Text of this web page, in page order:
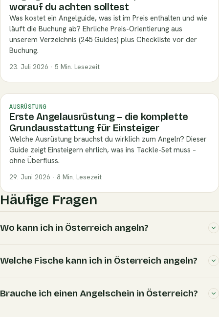
worauf du achten solltest
Was kostet ein Angelguide, was ist im Preis enthalten und wie
läuft die Buchung ab? Ehrliche Preis-Orientierung aus
unserem Verzeichnis (245 Guides) plus Checkliste vor der
Buchung.
23. Juli 2026 · 5 Min. Lesezeit
AUSRÜSTUNG
Erste Angelausrüstung – die komplette
Grundausstattung für Einsteiger
Welche Ausrüstung brauchst du wirklich zum Angeln? Dieser
Guide zeigt Einsteigern ehrlich, was ins Tackle-Set muss –
ohne Überfluss.
29. Juni 2026 · 8 Min. Lesezeit
Häufige Fragen
Wo kann ich in Österreich angeln?
Welche Fische kann ich in Österreich angeln?
Brauche ich einen Angelschein in Österreich?